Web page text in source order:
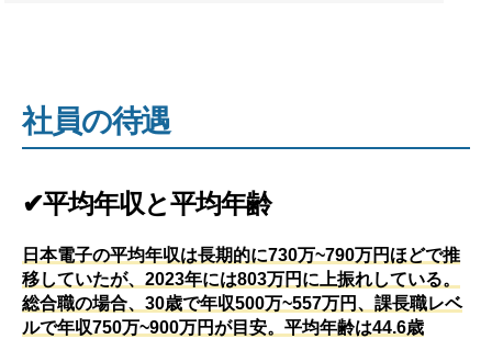
社員の待遇
✔平均年収と平均年齢
日本電子の平均年収は長期的に730万~790万円ほどで推
移していたが、2023年には803万円に上振れしている。
総合職の場合、30歳で年収500万~557万円、課長職レベ
ルで年収750万~900万円が目安。平均年齢は44.6歳